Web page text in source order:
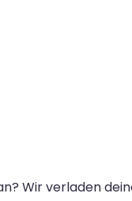
Wir verladen